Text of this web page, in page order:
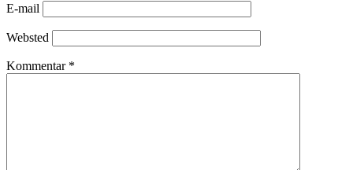
E-mail
Websted
Kommentar *